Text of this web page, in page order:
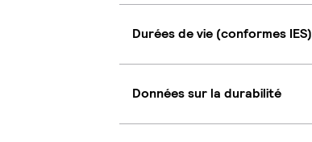
Durées de vie (conformes IES)
Données sur la durabilité